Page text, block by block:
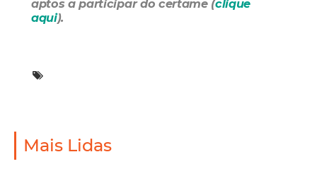
aptos a participar do certame (clique
aqui).
Mais Lidas